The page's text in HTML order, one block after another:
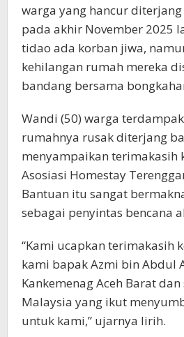
warga yang hancur
pada akhir November 2025
tidao ada korban jiwa,
kehilangan rumah mereka
bandang bersama
Wandi (50) warga
rumahnya rusak diterjang
menyampaikan terimakasih
Asosiasi Homestay
Bantuan itu sangat
sebagai penyintas bencana
“Kami ucapkan terimakasih
kami bapak Azmi bin Abdul
Kankemenag Aceh Barat
Malaysia yang ikut
untuk kami,” ujarnya lirih.